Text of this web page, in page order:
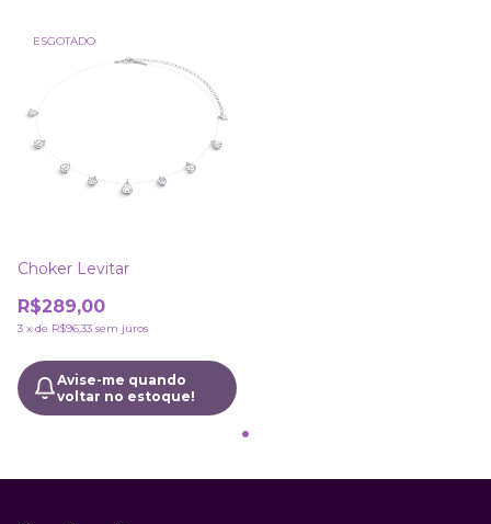
ESGOTADO
Choker Levitar
R$289,00
3 x de R$96,33 sem juros
Avise-me quando
voltar no estoque!